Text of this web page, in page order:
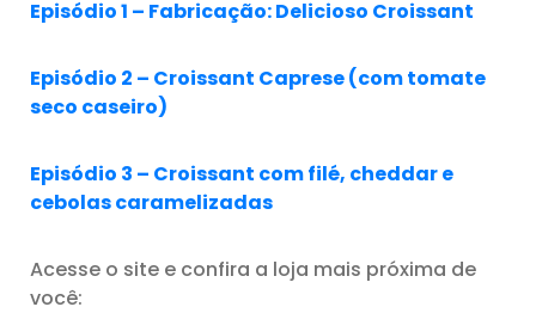
Episódio 1 – Fabricação: Delicioso Croissant
Episódio 2 – Croissant Caprese (com tomate
seco caseiro)
Episódio 3 – Croissant com filé, cheddar e
cebolas caramelizadas
Acesse o site e confira a loja mais próxima de
você: